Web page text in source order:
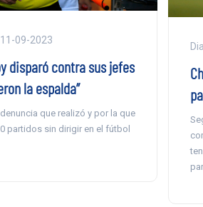
11-09-2023
disparó contra sus jefes
la espalda”
que realizó y por la que
partidos sin dirigir en el fútbol